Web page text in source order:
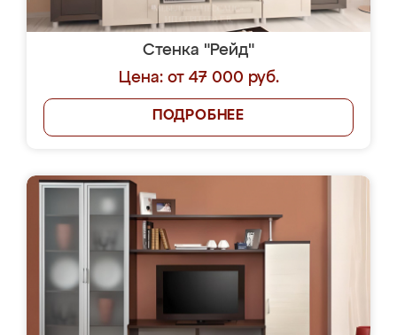
Стенка "Рейд"
Цена: от 47 000 руб.
ПОДРОБНЕЕ